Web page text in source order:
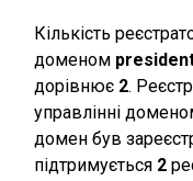
Кількість
доменом
дорівнює 2.
управлінні
домен був
підтримується 2